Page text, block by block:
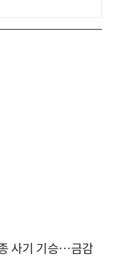
사기 기승…금감